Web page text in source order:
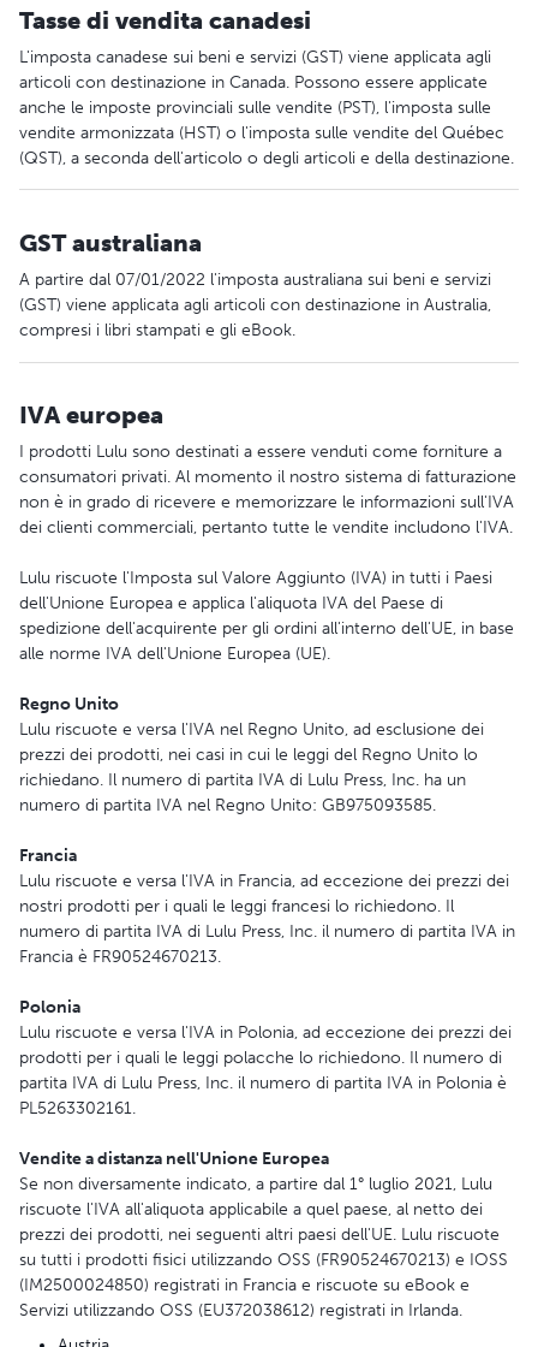
Tasse di vendita canadesi
L'imposta canadese sui beni e servizi (GST) viene applicata agli
articoli con destinazione in Canada. Possono essere applicate
anche le imposte provinciali sulle vendite (PST), l'imposta sulle
vendite armonizzata (HST) o l'imposta sulle vendite del Québec
(QST), a seconda dell'articolo o degli articoli e della destinazione.
GST australiana
A partire dal 07/01/2022 l'imposta australiana sui beni e servizi
(GST) viene applicata agli articoli con destinazione in Australia,
compresi i libri stampati e gli eBook.
IVA europea
I prodotti Lulu sono destinati a essere venduti come forniture a
consumatori privati. Al momento il nostro sistema di fatturazione
non è in grado di ricevere e memorizzare le informazioni sull'IVA
dei clienti commerciali, pertanto tutte le vendite includono l'IVA.
Lulu riscuote l'Imposta sul Valore Aggiunto (IVA) in tutti i Paesi
dell'Unione Europea e applica l'aliquota IVA del Paese di
spedizione dell'acquirente per gli ordini all'interno dell'UE, in base
alle norme IVA dell'Unione Europea (UE).
Regno Unito
Lulu riscuote e versa l'IVA nel Regno Unito, ad esclusione dei
prezzi dei prodotti, nei casi in cui le leggi del Regno Unito lo
richiedano. Il numero di partita IVA di Lulu Press, Inc. ha un
numero di partita IVA nel Regno Unito: GB975093585.
Francia
Lulu riscuote e versa l'IVA in Francia, ad eccezione dei prezzi dei
nostri prodotti per i quali le leggi francesi lo richiedono. Il
numero di partita IVA di Lulu Press, Inc. il numero di partita IVA in
Francia è FR90524670213.
Polonia
Lulu riscuote e versa l'IVA in Polonia, ad eccezione dei prezzi dei
prodotti per i quali le leggi polacche lo richiedono. Il numero di
partita IVA di Lulu Press, Inc. il numero di partita IVA in Polonia è
PL5263302161.
Vendite a distanza nell'Unione Europea
Se non diversamente indicato, a partire dal 1° luglio 2021, Lulu
riscuote l'IVA all'aliquota applicabile a quel paese, al netto dei
prezzi dei prodotti, nei seguenti altri paesi dell'UE. Lulu riscuote
su tutti i prodotti fisici utilizzando OSS (FR90524670213) e IOSS
(IM2500024850) registrati in Francia e riscuote su eBook e
Servizi utilizzando OSS (EU372038612) registrati in Irlanda.